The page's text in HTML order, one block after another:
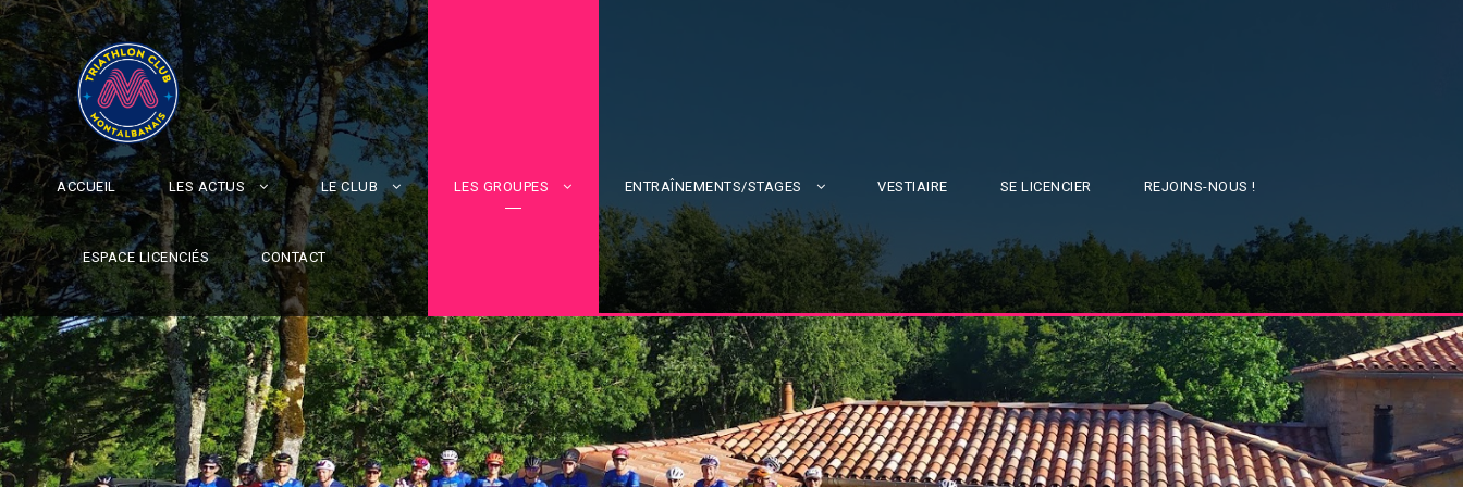
ACCUEIL LES ACTUS LE CLUB LES GROUPES ENTRAÎNEMENTS/STAGES VESTIAIRE SE LICENCIER REJOINS-NOUS !
ESPACE LICENCIÉS CONTACT